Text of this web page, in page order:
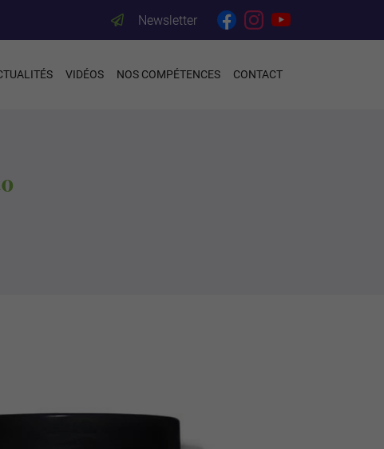
Newsletter
VIDÉOS NOS COMPÉTENCES CONTACT